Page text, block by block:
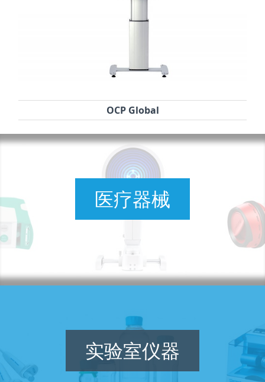
OCP Global
医疗器械
实验室仪器